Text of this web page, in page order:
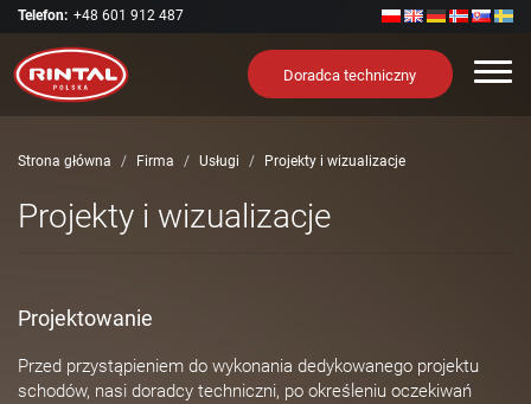
Telefon: +48 601 912 487
Doradca techniczny
Strona główna Firma Usługi Projekty i wizualizacje
Projekty i wizualizacje
Projektowanie
Przed przystąpieniem do wykonania dedykowanego projektu
schodów, nasi doradcy techniczni, po określeniu oczekiwań